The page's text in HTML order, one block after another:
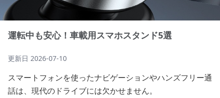
運転中も安心！車載用スマホスタンド5選
更新日 2026-07-10
スマートフォンを使ったナビゲーションやハンズフリー通
話は、現代のドライブには欠かせません。